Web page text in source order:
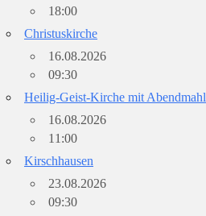
18:00
Christuskirche
16.08.2026
09:30
Heilig-Geist-Kirche mit Abendmahl
16.08.2026
11:00
Kirschhausen
23.08.2026
09:30